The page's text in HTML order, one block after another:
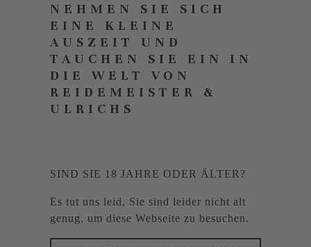
NEHMEN SIE SICH
EINE KLEINE
AUSZEIT UND
TAUCHEN SIE EIN IN
DIE WELT VON
REIDEMEISTER &
ULRICHS
SIND SIE 18 JAHRE ODER ÄLTER?
Es tut uns leid, Sie sind leider nicht alt
genug, um diese Webseite zu besuchen.